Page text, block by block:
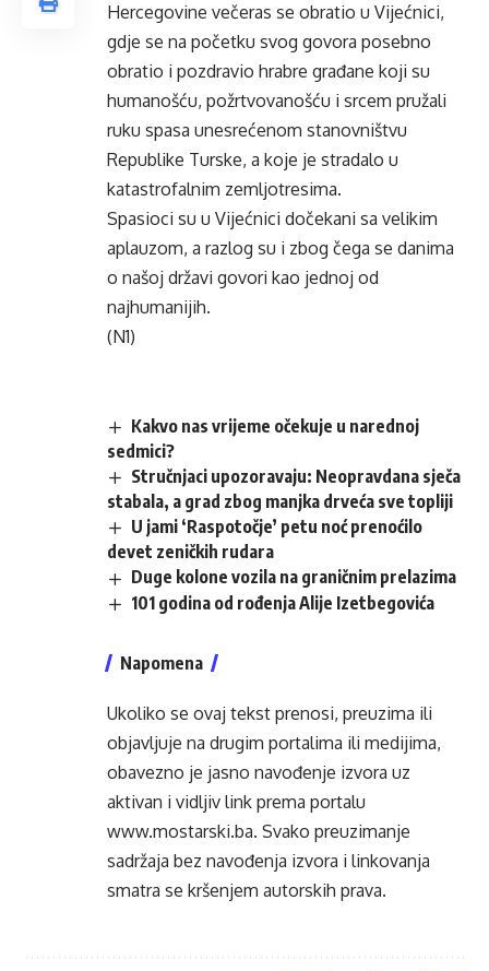
Hercegovine večeras se obratio u Vijećnici,
gdje se na početku svog govora posebno
obratio i pozdravio hrabre građane koji su
humanošću, požrtvovanošću i srcem pružali
ruku spasa unesrećenom stanovništvu
Republike Turske, a koje je stradalo u
katastrofalnim zemljotresima.
Spasioci su u Vijećnici dočekani sa velikim
aplauzom, a razlog su i zbog čega se danima
o našoj državi govori kao jednoj od
najhumanijih.
(N1)
Kakvo nas vrijeme očekuje u narednoj
sedmici?
Stručnjaci upozoravaju: Neopravdana sječa
stabala, a grad zbog manjka drveća sve topliji
U jami ‘Raspotočje’ petu noć prenoćilo
devet zeničkih rudara
Duge kolone vozila na graničnim prelazima
101 godina od rođenja Alije Izetbegovića
Napomena
Ukoliko se ovaj tekst prenosi, preuzima ili
objavljuje na drugim portalima ili medijima,
obavezno je jasno navođenje izvora uz
aktivan i vidljiv link prema portalu
www.mostarski.ba. Svako preuzimanje
sadržaja bez navođenja izvora i linkovanja
smatra se kršenjem autorskih prava.